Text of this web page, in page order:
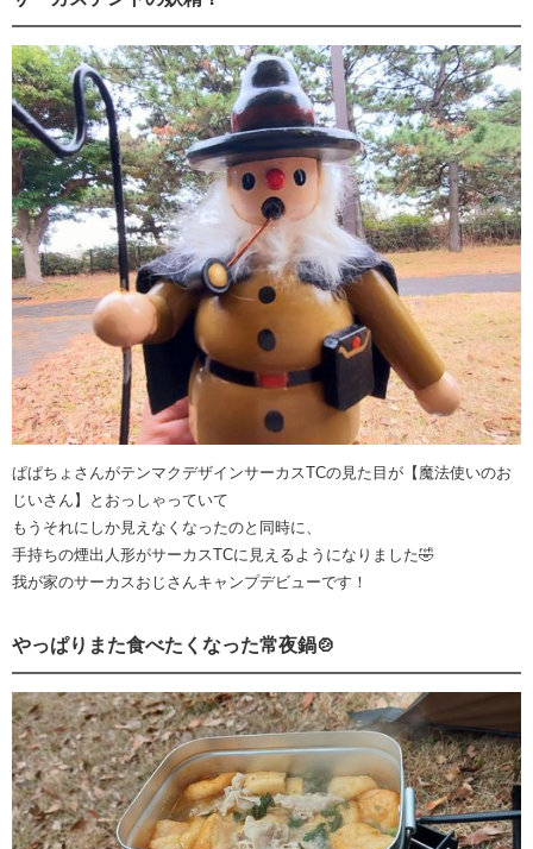
ぱぱちょさんがテンマクデザインサーカスTCの見た目が【魔法使いのお
じいさん】とおっしゃっていて
もうそれにしか見えなくなったのと同時に、
手持ちの煙出人形がサーカスTCに見えるようになりました🤣
我が家のサーカスおじさんキャンプデビューです！
やっぱりまた食べたくなった常夜鍋🍲